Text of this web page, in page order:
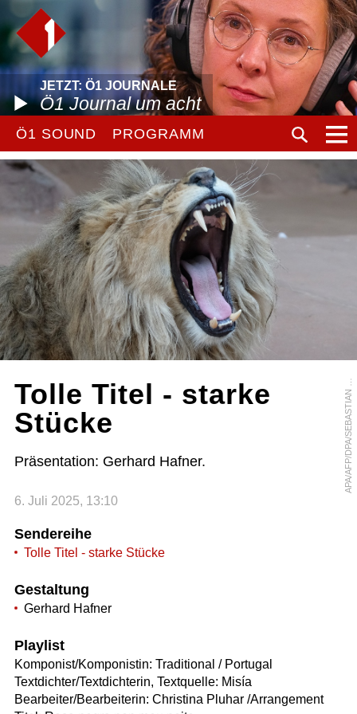
JETZT: Ö1 JOURNALE
Ö1 Journal um acht
Ö1 SOUND PROGRAMM
A
P
A
/
A
F
P
/
D
P
A
/
S
E
B
A
S
T
I
A
N
W
I
L
L
N
O
W
Tolle Titel - starke
Stücke
Präsentation: Gerhard Hafner.
6. Juli 2025, 13:10
Sendereihe
Tolle Titel - starke Stücke
Gestaltung
Gerhard Hafner
Playlist
Komponist/Komponistin: Traditional / Portugal
Textdichter/Textdichterin, Textquelle: Misía
Bearbeiter/Bearbeiterin: Christina Pluhar /Arrangement